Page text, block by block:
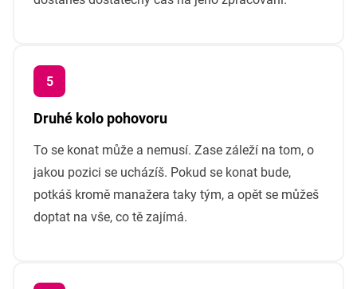
Druhé kolo pohovoru
To se konat může a nemusí. Zase záleží na tom, o
jakou pozici se ucházíš. Pokud se konat bude,
potkáš kromě manažera taky tým, a opět se můžeš
doptat na vše, co tě zajímá.